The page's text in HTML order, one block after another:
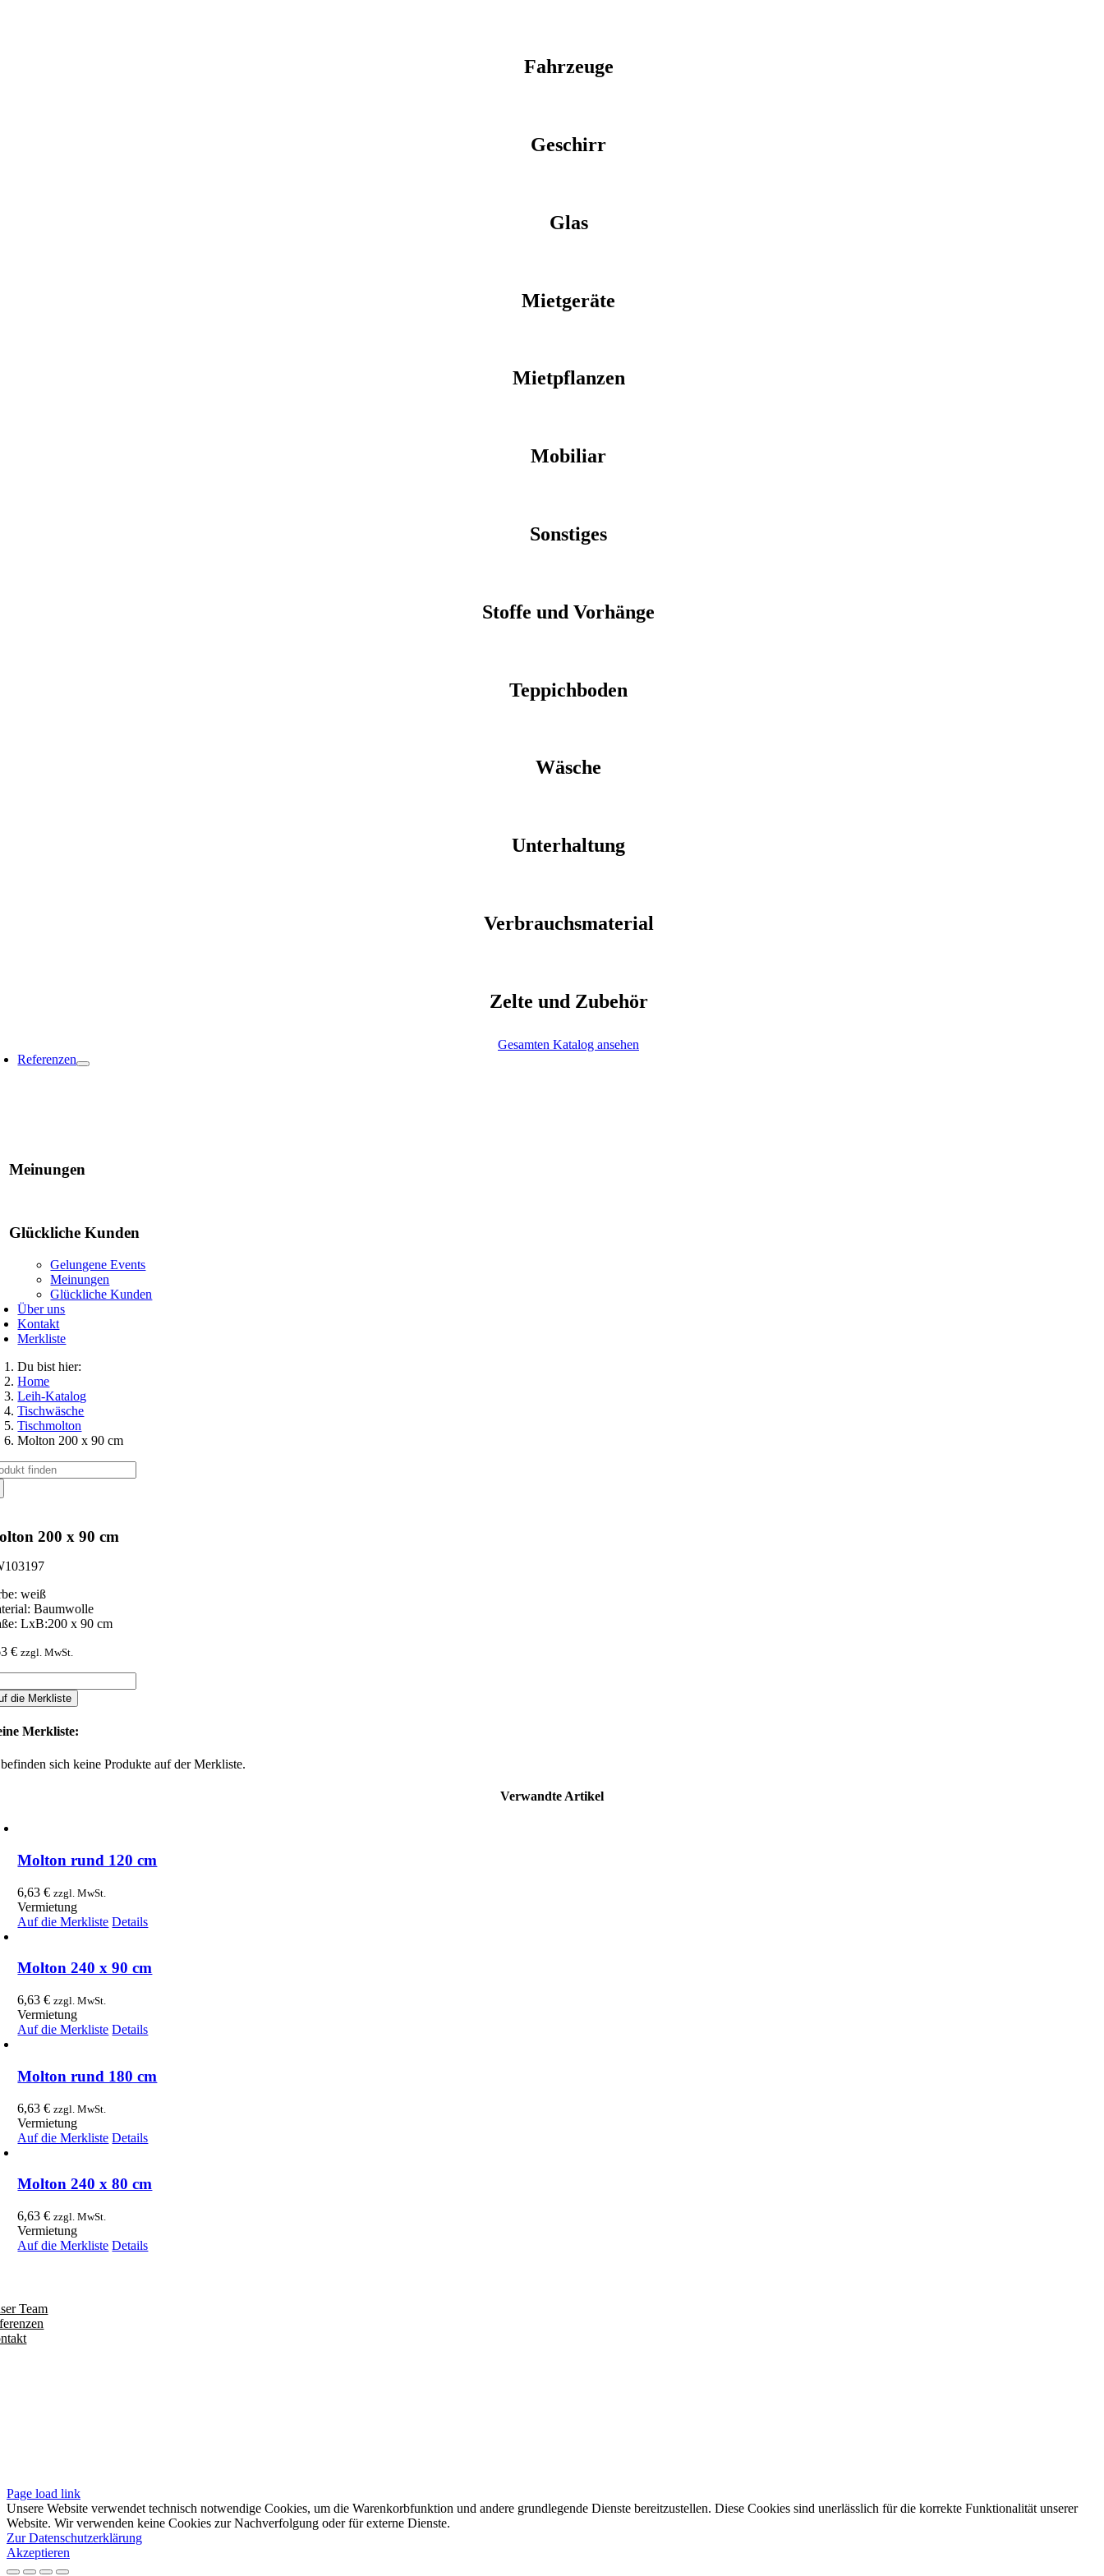
Fahrzeuge
Geschirr
Glas
Mietgeräte
Mietpflanzen
Mobiliar
Sonstiges
Stoffe und Vorhänge
Teppichboden
Wäsche
Unterhaltung
Verbrauchsmaterial
Zelte und Zubehör
Gesamten Katalog ansehen
Referenzen
Meinungen
Glückliche Kunden
Gelungene Events
Meinungen
Glückliche Kunden
Über uns
Kontakt
Merkliste
Du bist hier:
Home
Leih-Katalog
Tischwäsche
Tischmolton
Molton 200 x 90 cm
200 x 90 cm
weiß
Baumwolle
LxB:200 x 90 cm
€ zzgl. MwSt.
die Merkliste
Merkliste:
sich keine Produkte auf der Merkliste.
Verwandte Artikel
Molton rund 120 cm
6,63€ zzgl. MwSt.
Vermietung
Auf die Merkliste Details
Molton 240 x 90 cm
6,63€ zzgl. MwSt.
Vermietung
Auf die Merkliste Details
Molton rund 180 cm
6,63€ zzgl. MwSt.
Vermietung
Auf die Merkliste Details
Molton 240 x 80 cm
6,63€ zzgl. MwSt.
Vermietung
Auf die Merkliste Details
Team
Page load link
Unsere Website verwendet technisch notwendige Cookies, um die Warenkorbfunktion und andere grundlegende Dienste bereitzustellen. Diese Cookies sind unerlässlich für die korrekte Funktionalität unserer
Website. Wir verwenden keine Cookies zur Nachverfolgung oder für externe Dienste.
Zur Datenschutzerklärung
Akzeptieren